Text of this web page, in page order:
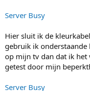
Server Busy
Hier sluit ik de
gebruik ik
op mijn tv dan dat ik het
getest door mijn
Server Busy